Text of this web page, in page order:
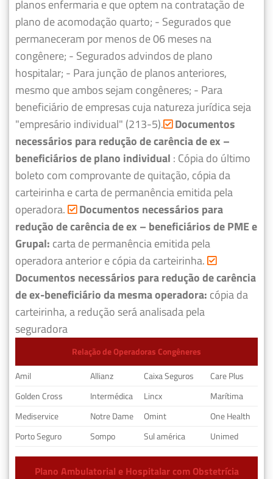
planos enfermaria e que optem na contratação de
plano de acomodação quarto; - Segurados que
permaneceram por menos de 06 meses na
congênere; - Segurados advindos de plano
hospitalar; - Para junção de planos anteriores,
mesmo que ambos sejam congêneres; - Para
beneficiário de empresas cuja natureza jurídica seja
"empresário individual" (213-5). Documentos
necessários para redução de carência de ex –
beneficiários de plano individual : Cópia do último
boleto com comprovante de quitação, cópia da
carteirinha e carta de permanência emitida pela
operadora.
Documentos necessários para
redução de carência de ex – beneficiários de PME e
Grupal: carta de permanência emitida pela
operadora anterior e cópia da carteirinha.
Documentos necessários para redução de carência
de ex-beneficiário da mesma operadora: cópia da
carteirinha, a redução será analisada pela
seguradora
Relação de Operadoras Congêneres
Amil
Allianz Caixa Seguros
Care Plus
Golden Cross
Intermédica Lincx
Marítima
Mediservice
Notre Dame Omint
One Health
Porto Seguro
Sompo Sul américa Unimed
Plano Ambulatorial e Hospitalar com Obstetrícia